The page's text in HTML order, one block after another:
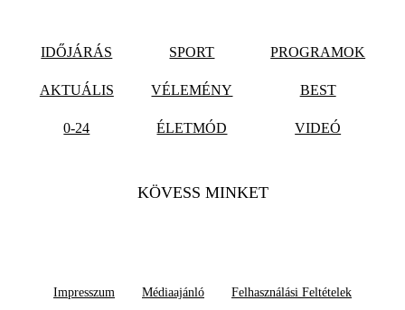
IDŐJÁRÁS SPORT PROGRAMOK
AKTUÁLIS VÉLEMÉNY BEST
0-24 ÉLETMÓD VIDEÓ
KÖVESS MINKET
Impresszum Médiaajánló Felhasználási Feltételek